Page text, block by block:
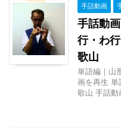
手話動画
手話動
行・わ
歌山
単語編｜山
画を再生 単
歌山 手話